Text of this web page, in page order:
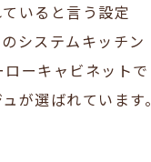
いると言う設定
システムキッチン
ーキャビネットで
が選ばれています。